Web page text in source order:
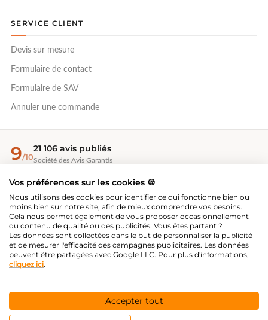
SERVICE CLIENT
Devis sur mesure
Formulaire de contact
Formulaire de SAV
Annuler une commande
9/10
21 106 avis publiés
Société des Avis Garantis
Évaluation RSE — 67/100, top 35 %
Great Place To Work ®
Employeur certifié 2026-2027
Pays
Vos préférences sur les cookies 🍪
Nous utilisons des cookies pour identifier ce qui fonctionne bien ou
moins bien sur notre site, afin de mieux comprendre vos besoins.
Cela nous permet également de vous proposer occasionnellement
du contenu de qualité ou des publicités. Vous êtes partant ?
Les données sont collectées dans le but de personnaliser la publicité
et de mesurer l'efficacité des campagnes publicitaires. Les données
peuvent être partagées avec Google LLC. Pour plus d'informations,
cliquez ici.
Accepter tout